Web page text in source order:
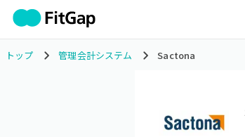
トップ 管理会計システム Sactona